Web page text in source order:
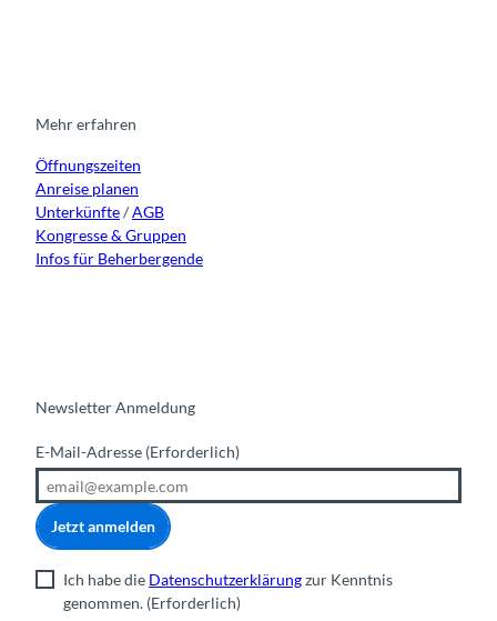
r
m
o
e
Mehr erfahren
Öffnungszeiten
Anreise planen
Unterkünfte/AGB
Kongresse & Gruppen
Infos für Beherbergende
Newsletter Anmeldung
E-Mail-Adresse (Erforderlich)
Jetzt anmelden
Ich habe die Datenschutzerklärungzur Kenntnis
genommen. (Erforderlich)